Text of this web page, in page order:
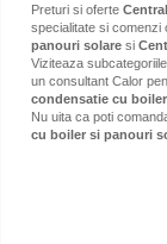
Preturi si oferte
specialitate si comenzi
panouri solare si
Viziteaza
un consultant Calor
condensatie cu
Nu uita ca poti
cu boiler si panouri